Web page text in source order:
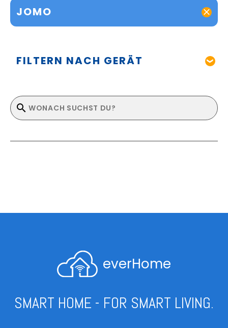
JOMO
FILTERN NACH GERÄT
everHome
SMART HOME - FOR SMART LIVING.